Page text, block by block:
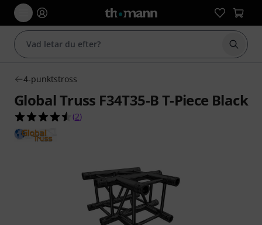
Börja
4-punktstross
Global Truss F34T35-B T-Piece Black
4.5 av 5 stjärnor från 2 kundbetyg
(2)